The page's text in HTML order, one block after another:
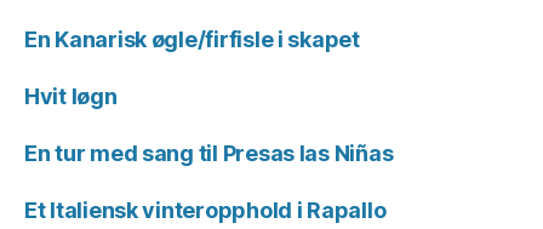
En Kanarisk øgle/firfisle i skapet
Hvit løgn
En tur med sang til Presas las Niñas
Et Italiensk vinteropphold i Rapallo